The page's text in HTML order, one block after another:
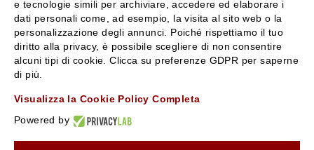
Pagamenti
Spedizione
Condizioni generali di vendita
Privacy Policy
Contattaci
Negozi
Attiva la Rossi Card
Lavora con noi
e tecnologie simili per archiviare, accedere ed elaborare i
dati personali come, ad esempio, la visita al sito web o la
personalizzazione degli annunci. Poiché rispettiamo il tuo
diritto alla privacy, è possibile scegliere di non consentire
alcuni tipi di cookie. Clicca su preferenze GDPR per saperne
di più.
Visualizza la Cookie Policy Completa
Powered by